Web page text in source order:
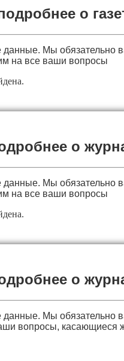
о
данные. Мы обязательно
на все ваши вопросы
о
данные. Мы обязательно
на все ваши вопросы
о
данные. Мы обязательно
вопросы, касающиеся